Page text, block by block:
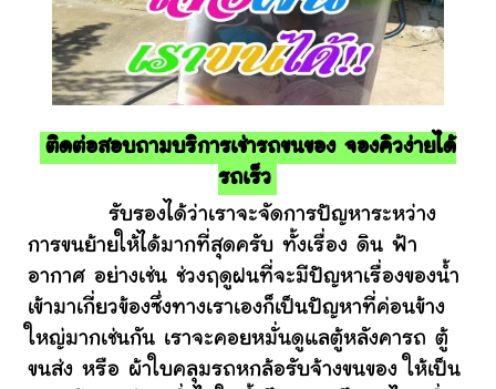
ติดต่อสอบถามบริการเช่ารถขนของ จองคิวง่ายได้
รถเร็ว
รับรองได้ว่าเราจะจัดการปัญหาระหว่าง
การขนย้ายให้ได้มากที่สุดครับ ทั้งเรื่อง ดิน ฟ้า
อากาศ อย่างเช่น ช่วงฤดูฝนที่จะมีปัญหาเรื่องของน้ำ
เข้ามาเกี่ยวข้องซึ่งทางเราเองก็เป็นปัญหาที่ค่อนข้าง
ใหญ่มากเช่นกัน เราจะคอยหมั่นดูแลตู้หลังคารถ ตู้
ขนส่ง หรือ ผ้าใบคลุมรถหกล้อรับจ้างขนของ ให้เป็น